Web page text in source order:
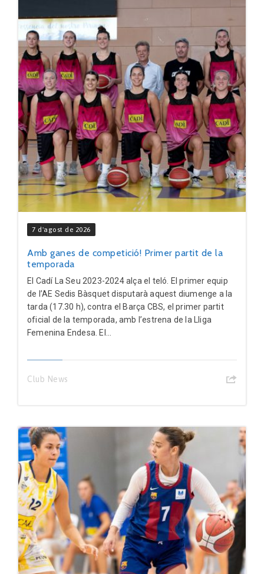
7 d'agost de 2026
Amb ganes de competició! Primer partit de la
temporada
El Cadí La Seu 2023-2024 alça el teló. El primer equip
de l’AE Sedis Bàsquet disputarà aquest diumenge a la
tarda (17.30 h), contra el Barça CBS, el primer partit
oficial de la temporada, amb l’estrena de la Lliga
Femenina Endesa. El...
Club News